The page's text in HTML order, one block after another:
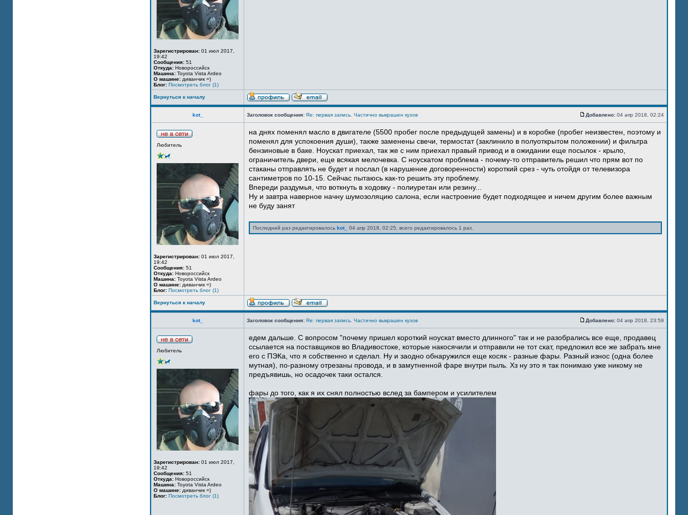
Зарегистрирован: 01 июл 2017,
19:42
Сообщения: 51
Откуда: Новороссийск
Машина: Toyota Vista Ardeo
О машине: диванчик =)
Блог: Посмотреть блог (1)
Вернуться к началу
kot_ Заголовок сообщения: Re: первая запись. Частично выкрашен кузов Добавлено: 04 апр 2018, 02:24
Любитель
Зарегистрирован: 01 июл 2017,
19:42
Сообщения: 51
Откуда: Новороссийск
Машина: Toyota Vista Ardeo
О машине: диванчик =)
Блог: Посмотреть блог (1)
на днях поменял масло в двигателе (5500 пробег после предыдущей замены) и в коробке (пробег неизвестен, поэтому и
поменял для успокоения души), также заменены свечи, термостат (заклинило в полуоткрытом положении) и фильтра
бензиновые в баке. Ноускат приехал, так же с ним приехал правый привод и в ожидании еще посылок - крыло,
ограничитель двери, еще всякая мелочевка. С ноускатом проблема - почему-то отправитель решил что прям вот по
стаканы отправлять не будет и послал (в нарушение договоренности) короткий срез - чуть отойдя от телевизора
сантиметров по 10-15. Сейчас пытаюсь как-то решить эту проблему.
Впереди раздумья, что воткнуть в ходовку - полиуретан или резину...
Ну и завтра наверное начну шумозоляцию салона, если настроение будет подходящее и ничем другим более важным
не буду занят
Последний раз редактировалось kot_ 04 апр 2018, 02:25, всего редактировалось 1 раз.
Вернуться к началу
kot_ Заголовок сообщения: Re: первая запись. Частично выкрашен кузов Добавлено: 04 апр 2018, 23:59
Любитель
Зарегистрирован: 01 июл 2017,
19:42
Сообщения: 51
Откуда: Новороссийск
Машина: Toyota Vista Ardeo
О машине: диванчик =)
Блог: Посмотреть блог (1)
едем дальше. С вопросом "почему пришел короткий ноускат вместо длинного" так и не разобрались все еще, продавец
ссылается на поставщиков во Владивостоке, которые накосячили и отправили не тот скат, предложил все же забрать мне
его с ПЭКа, что я собственно и сделал. Ну и заодно обнаружился еще косяк - разные фары. Разный износ (одна более
мутная), по-разному отрезаны провода, и в замутненной фаре внутри пыль. Хз ну это я так понимаю уже никому не
предъявишь, но осадочек таки остался.
фары до того, как я их снял полностью вслед за бампером и усилителем